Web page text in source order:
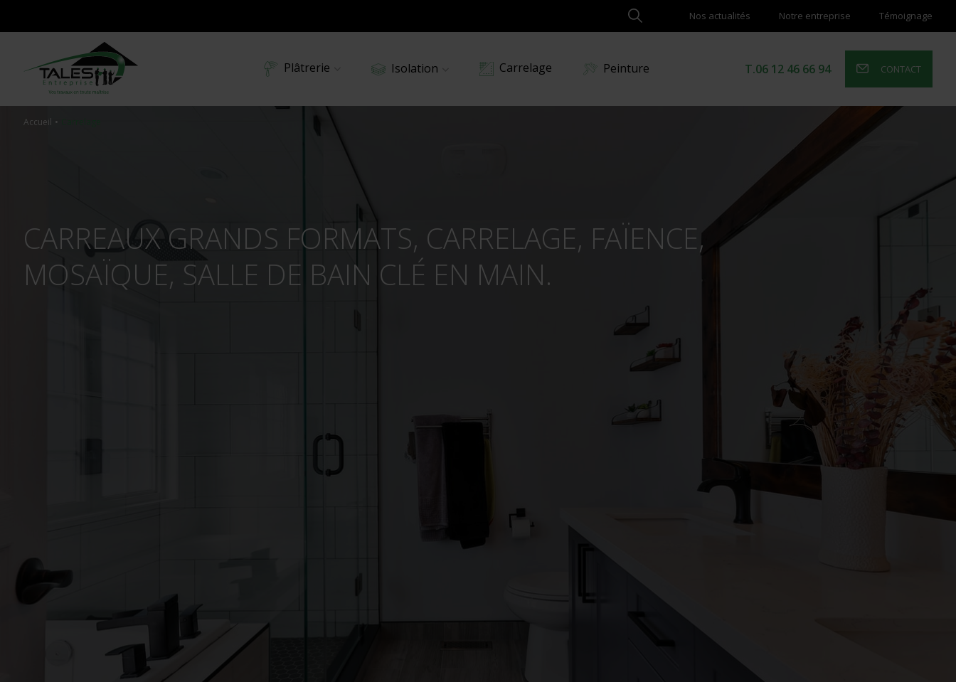
Nos actualités Notre entreprise Témoignage
Plâtrerie
Contre-cloisons
Isolation
Murs intérieurs
Planchers bas
Carrelage Peinture T.06 12 46 66 94 CONTACT
Accueil
CARREAUX GRANDS FORMATS, CARRELAGE, FAÏENCE,
MOSAÏQUE, SALLE DE BAIN CLÉ EN MAIN.